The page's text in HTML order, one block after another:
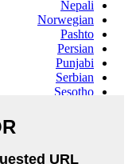
Nepali
Norwegian
Pashto
Persian
Punjabi
Serbian
Sesotho